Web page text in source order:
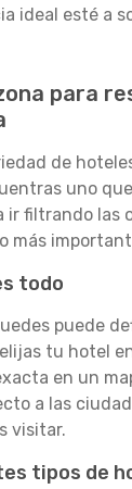
ideal esté a
para
de
uno
ir filtrando las
más
todo
puede
tu hotel
en un
a las
visitar.
tipos de